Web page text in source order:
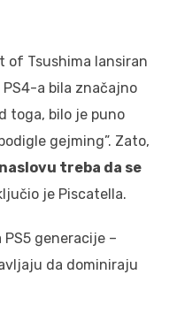
of Tsushima lansiran
a bila značajno
toga, bilo je puno
gejming”. Zato,
naslovu treba da se
je Piscatella.
generacije –
da dominiraju